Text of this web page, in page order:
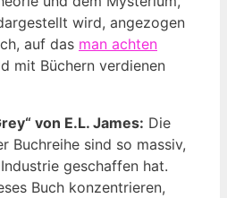
wird, angezogen
auf das man achten
mit Büchern verdienen
von E.L. James: Die
Buchreihe sind so massiv,
geschaffen hat.
Buch konzentrieren,